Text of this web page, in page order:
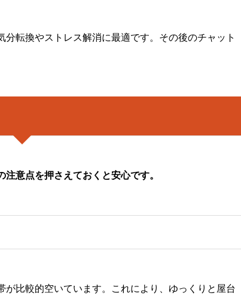
転換やストレス解消に最適です。その後のチャット
意点を押さえておくと安心です。
比較的空いています。これにより、ゆっくりと屋台